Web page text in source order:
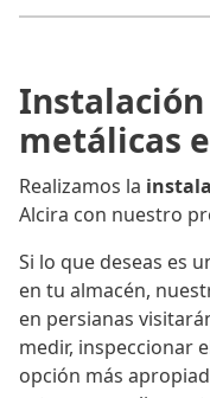
metálicas
Realizamos la
Alcira con nuestro
Si lo que deseas es
en tu almacén,
en persianas
medir, inspeccionar
opción más